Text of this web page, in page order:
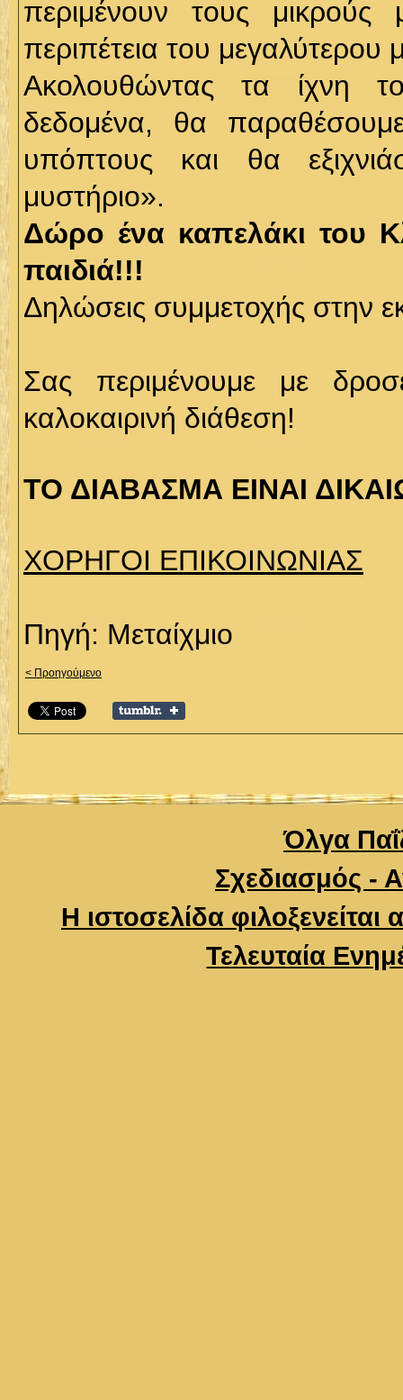
περιμένουν τους μικρούς
περιπέτεια του μεγαλύτερου
Ακολουθώντας τα ίχνη
δεδομένα, θα
υπόπτους και θα
μυστήριο».
Δώρο ένα καπελάκι του
παιδιά!!!
Δηλώσεις συμμετοχής στην
Σας περιμένουμε με
καλοκαιρινή διάθεση!
ΤΟ ΔΙΑΒΑΣΜΑ ΕΙΝΑΙ
ΧΟΡΗΓΟΙ ΕΠΙΚΟΙΝΩΝΙΑΣ
Πηγή: Μεταίχμιο
< Προηγούμενο
Όλγα
Σχεδιασμός -
Η ιστοσελίδα
Τελευταία